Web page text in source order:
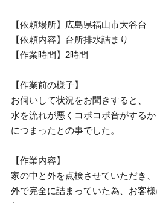
【依頼場所】広島県福山市大谷台
【依頼内容】台所排水詰まり
【作業時間】2時間
【作業前の様子】
お伺いして状況をお聞きすると、
水を流れが悪くコポコポ音がする
につまったとの事でした。
【作業内容】
家の中と外を点検させていただき、
外で完全に詰まっていた為、お客